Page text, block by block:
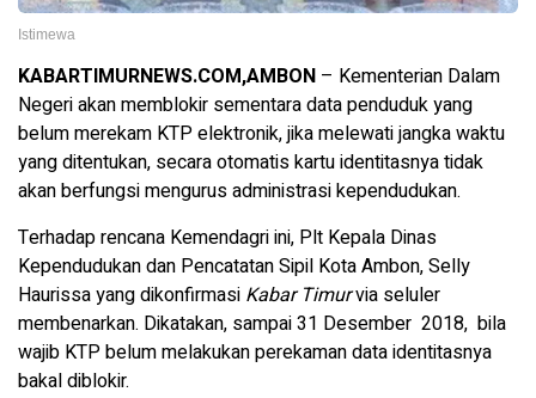
Istimewa
KABARTIMURNEWS.COM,AMBON – Kementerian Dalam
Negeri akan memblokir sementara data penduduk yang
belum merekam KTP elektronik, jika melewati jangka waktu
yang ditentukan, secara otomatis kartu identitasnya tidak
akan berfungsi mengurus administrasi kependudukan.
Terhadap rencana Kemendagri ini, Plt Kepala Dinas
Kependudukan dan Pencatatan Sipil Kota Ambon, Selly
Haurissa yang dikonfirmasi Kabar Timurvia seluler
membenarkan. Dikatakan, sampai 31 Desember 2018, bila
wajib KTP belum melakukan perekaman data identitasnya
bakal diblokir.